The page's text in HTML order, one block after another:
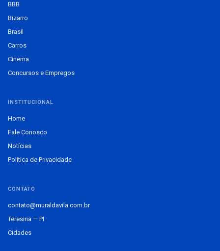
BBB
Bizarro
Brasil
Carros
Cinema
Concursos e Empregos
INSTITUCIONAL
Home
Fale Conosco
Notícias
Política de Privacidade
CONTATO
contato@muraldavila.com.br
Teresina — PI
Cidades